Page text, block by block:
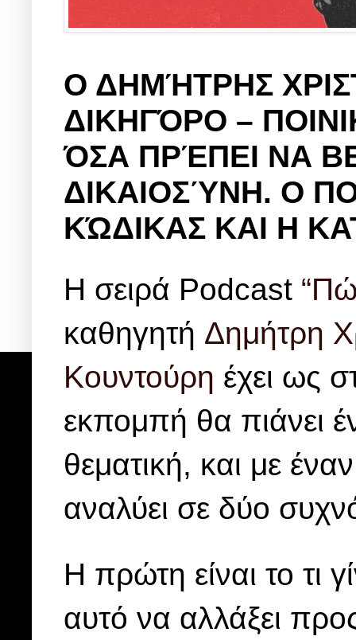
Ο ΔΗΜΉΤΡΗΣ
ΔΙΚΗΓΌΡΟ –
ΌΣΑ ΠΡΈΠΕΙ ΝΑ
ΔΙΚΑΙΟΣΎΝΗ. Ο
ΚΏΔΙΚΑΣ ΚΑΙ Η
Η σειρά Podcast
καθηγητή Δημήτρη
Κουντούρη έχει ως
εκπομπή θα πιάνει
θεματική, και με
αναλύει σε δύο
Η πρώτη είναι το τι
αυτό να αλλάξει